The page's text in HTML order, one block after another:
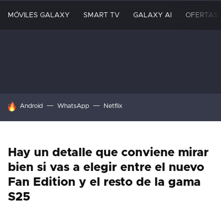
MÓVILES GALAXY SMART TV GALAXY AI OFERTAS
HOY SE HABLA DE
Android WhatsApp Netflix
Hay un detalle que conviene mirar
bien si vas a elegir entre el nuevo
Fan Edition y el resto de la gama
S25